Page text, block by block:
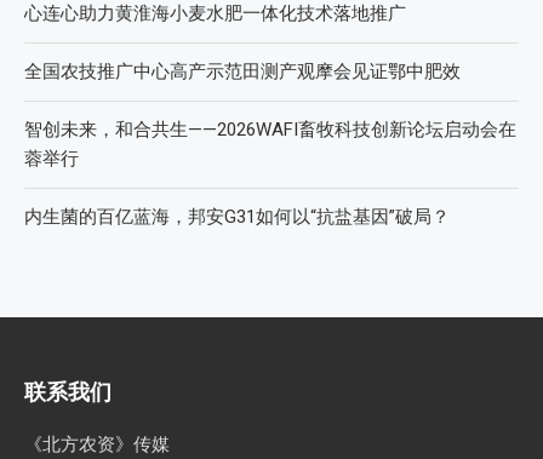
心连心助力黄淮海小麦水肥一体化技术落地推广
全国农技推广中心高产示范田测产观摩会见证鄂中肥效
智创未来，和合共生——2026WAFI畜牧科技创新论坛启动会在
蓉举行
内生菌的百亿蓝海，邦安G31如何以“抗盐基因”破局？
联系我们
《北方农资》传媒